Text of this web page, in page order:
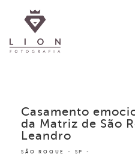
SÃO ROQUE - SP
Casamento
da Matriz de São
Leandro